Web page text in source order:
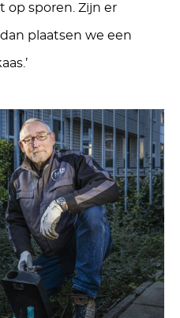
op sporen. Zijn er
plaatsen we een